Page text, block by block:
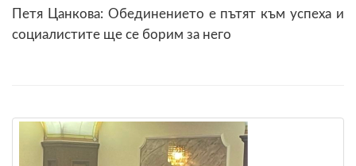
Петя Цанкова: Обединението е пътят към успеха и
социалистите ще се борим за него